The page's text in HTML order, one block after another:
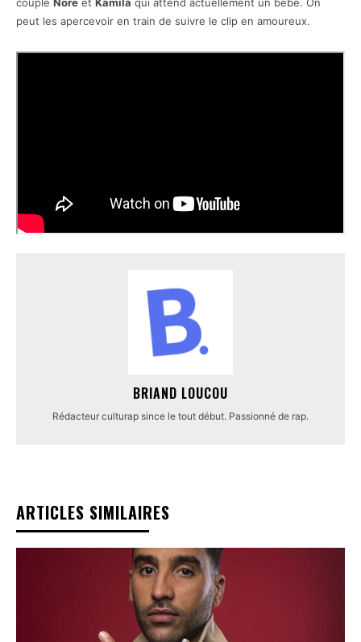
peut les apercevoir en train de suivre le clip en amoureux.
BRIAND LOUCOU
Rédacteur culturap since le tout début. Passionné de rap.
ARTICLES SIMILAIRES